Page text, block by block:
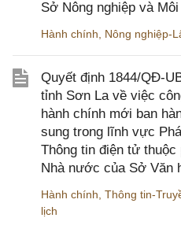
Sở Nông nghiệp và
Hành chính Nông nghiệp-
Quyết định 1844/QĐ-
tỉnh Sơn La về việc
hành chính mới ban
sung trong lĩnh vực
Thông tin điện tử
Nhà nước của Sở Văn
Hành chính Thông tin-
lịch